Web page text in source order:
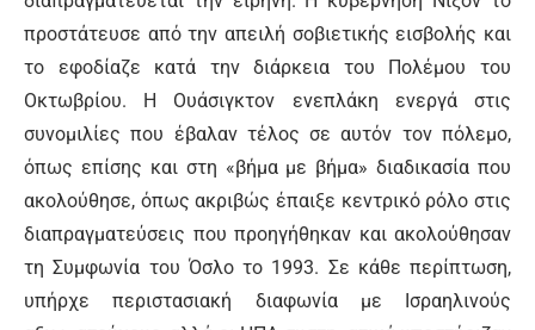
προστάτευσε από την απειλή σοβιετικής εισβολής και
το εφοδίαζε κατά την διάρκεια του Πολέμου του
Οκτωβρίου. Η Ουάσιγκτον ενεπλάκη ενεργά στις
συνομιλίες που έβαλαν τέλος σε αυτόν τον πόλεμο,
όπως επίσης και στη «βήμα με βήμα» διαδικασία που
ακολούθησε, όπως ακριβώς έπαιξε κεντρικό ρόλο στις
διαπραγματεύσεις που προηγήθηκαν και ακολούθησαν
τη Συμφωνία του Όσλο το 1993. Σε κάθε περίπτωση,
υπήρχε περιστασιακή διαφωνία με Ισραηλινούς